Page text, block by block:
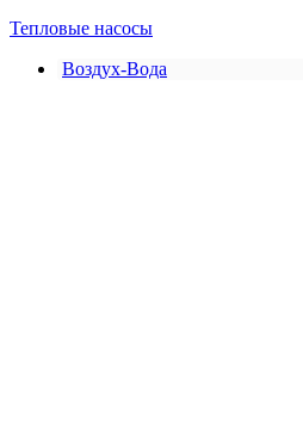
Тепловые насосы
Воздух-Вода